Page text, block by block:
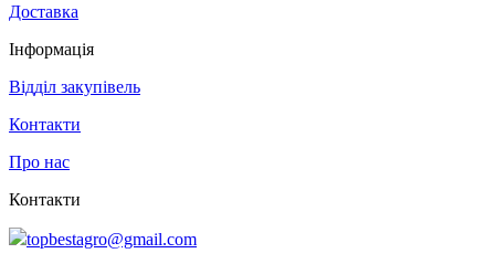
Доставка
Інформація
Відділ закупівель
Контакти
Про нас
Контакти
topbestagro@gmail.com